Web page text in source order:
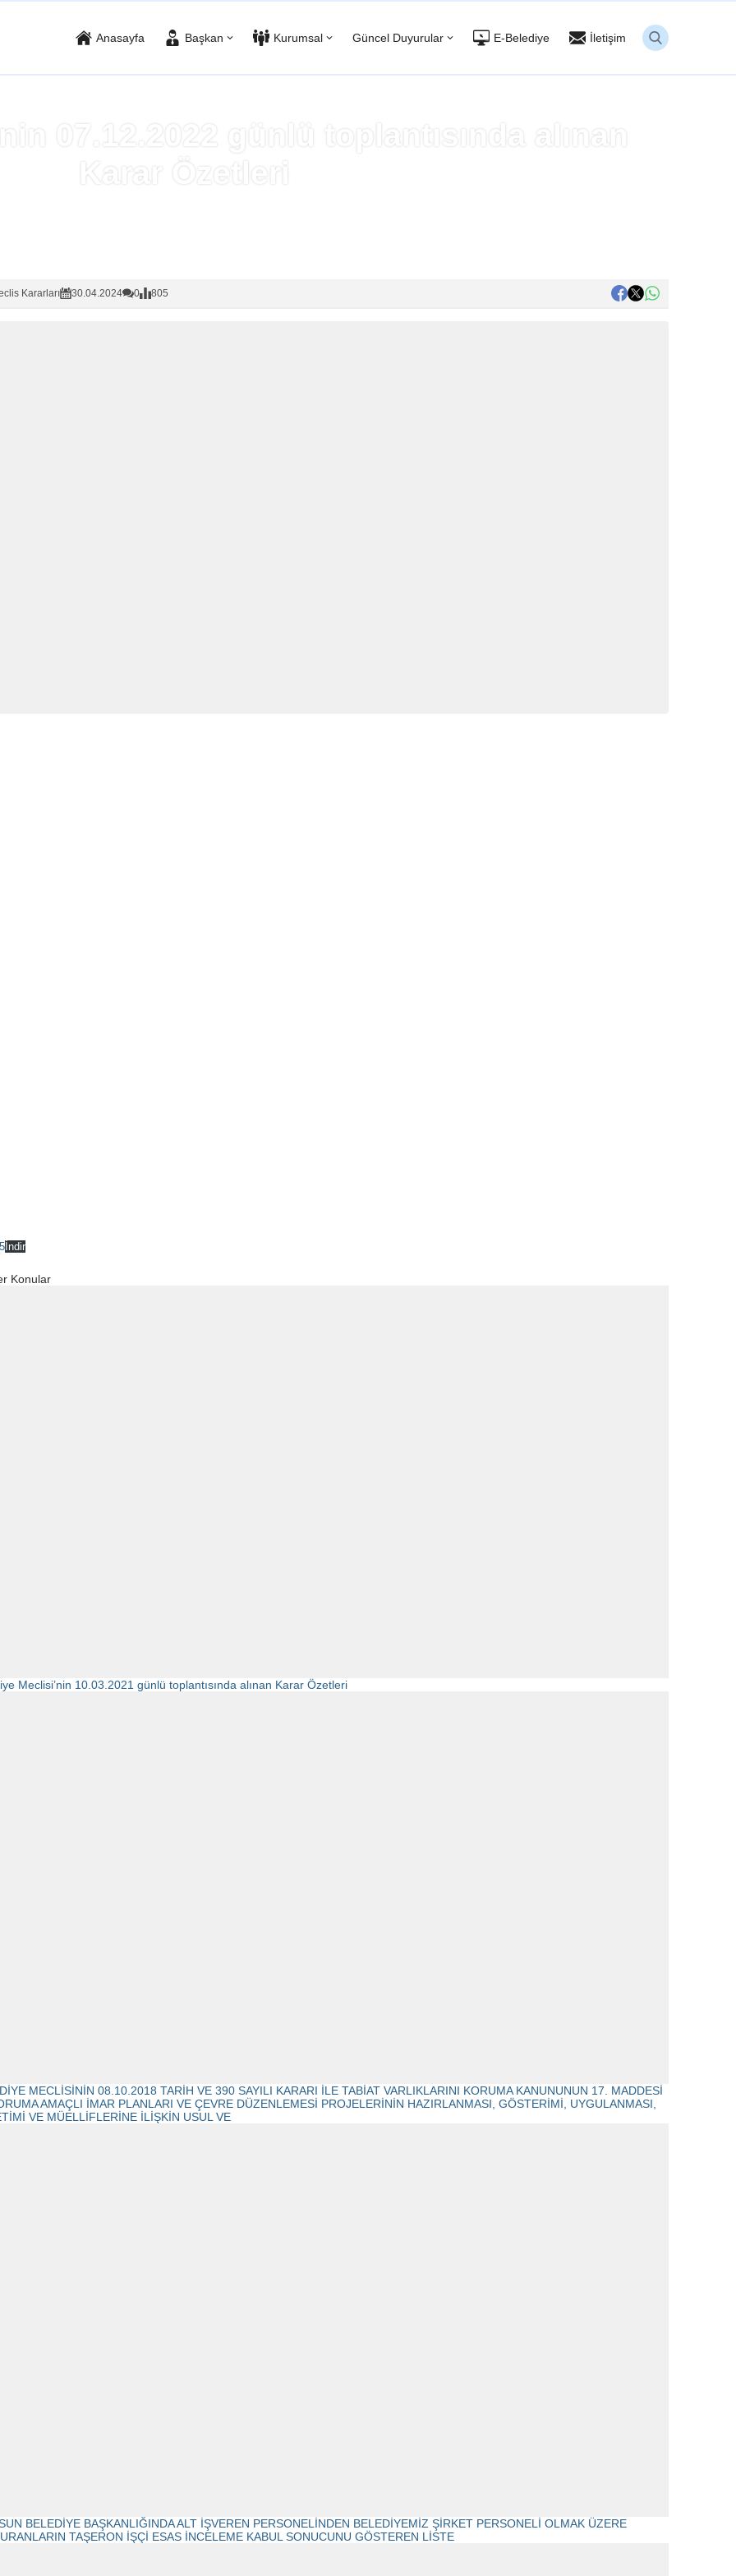
Anasayfa Başkan Kurumsal Güncel Duyurular E-Belediye İletişim
07.12.2022 günlü toplantısında alınan
Karar Özetleri
Kararları 30.04.2024 0 805
İndir
Konular
Meclisi’nin 10.03.2021 günlü toplantısında alınan Karar Özetleri
MECLİSİNİN 08.10.2018 TARİH VE 390 SAYILI KARARI İLE TABİAT VARLIKLARINI KORUMA KANUNUNUN 17. MADDESİ
AMAÇLI İMAR PLANLARI VE ÇEVRE DÜZENLEMESİ PROJELERİNİN HAZIRLANMASI, GÖSTERİMİ, UYGULANMASI,
VE MÜELLİFLERİNE İLİŞKİN USUL VE
BELEDİYE BAŞKANLIĞINDA ALT İŞVEREN PERSONELİNDEN BELEDİYEMİZ ŞİRKET PERSONELİ OLMAK ÜZERE
TAŞERON İŞÇİ ESAS İNCELEME KABUL SONUCUNU GÖSTEREN LİSTE